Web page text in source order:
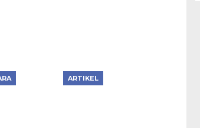
ARTIKEL